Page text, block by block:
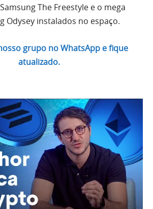
The Freestyle e o mega
Odysey instalados no espaço.
grupo no WhatsApp e fique
atualizado.